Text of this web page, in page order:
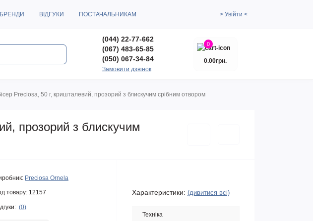
БРЕНДИ ВІДГУКИ ПОСТАЧАЛЬНИКАМ > Увійти <
(044) 22-77-662
(067) 483-65-85
(050) 067-34-84
Замовити дзвінок
0
0.00грн.
Preciosa, 50 г, кришталевий, прозорий з блискучим срібним отвором
прозорий з блискучим
Preciosa Ornela
товару: 12157
(0)
Характеристики: (дивитися всі)
Техніка